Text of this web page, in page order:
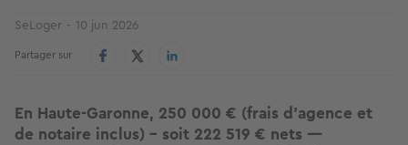
SeLoger 10 jun 2026
Partager sur
En Haute-Garonne, 250 000 € (frais d'agence et
de notaire inclus) - soit 222 519 € nets —